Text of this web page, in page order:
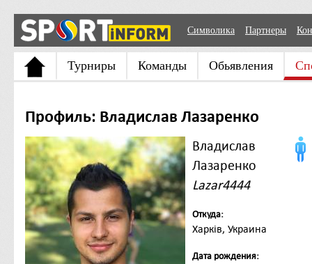
Символика Партнеры
Турниры Команды Обьявления
Профиль: Владислав Лазаренко
Владислав
Лазаренко
Lazar4444
Откуда:
Харків, Украина
Дата рождения: